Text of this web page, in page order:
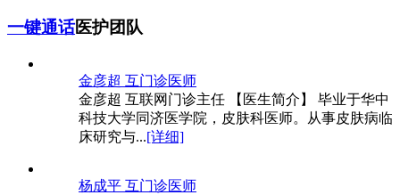
一键通话医护团队
金彦超 互门诊医师
金彦超 互联网门诊主任 【医生简介】 毕业于华中
科技大学同济医学院，皮肤科医师。从事皮肤病临
床研究与...[详细]
杨成平 互门诊医师